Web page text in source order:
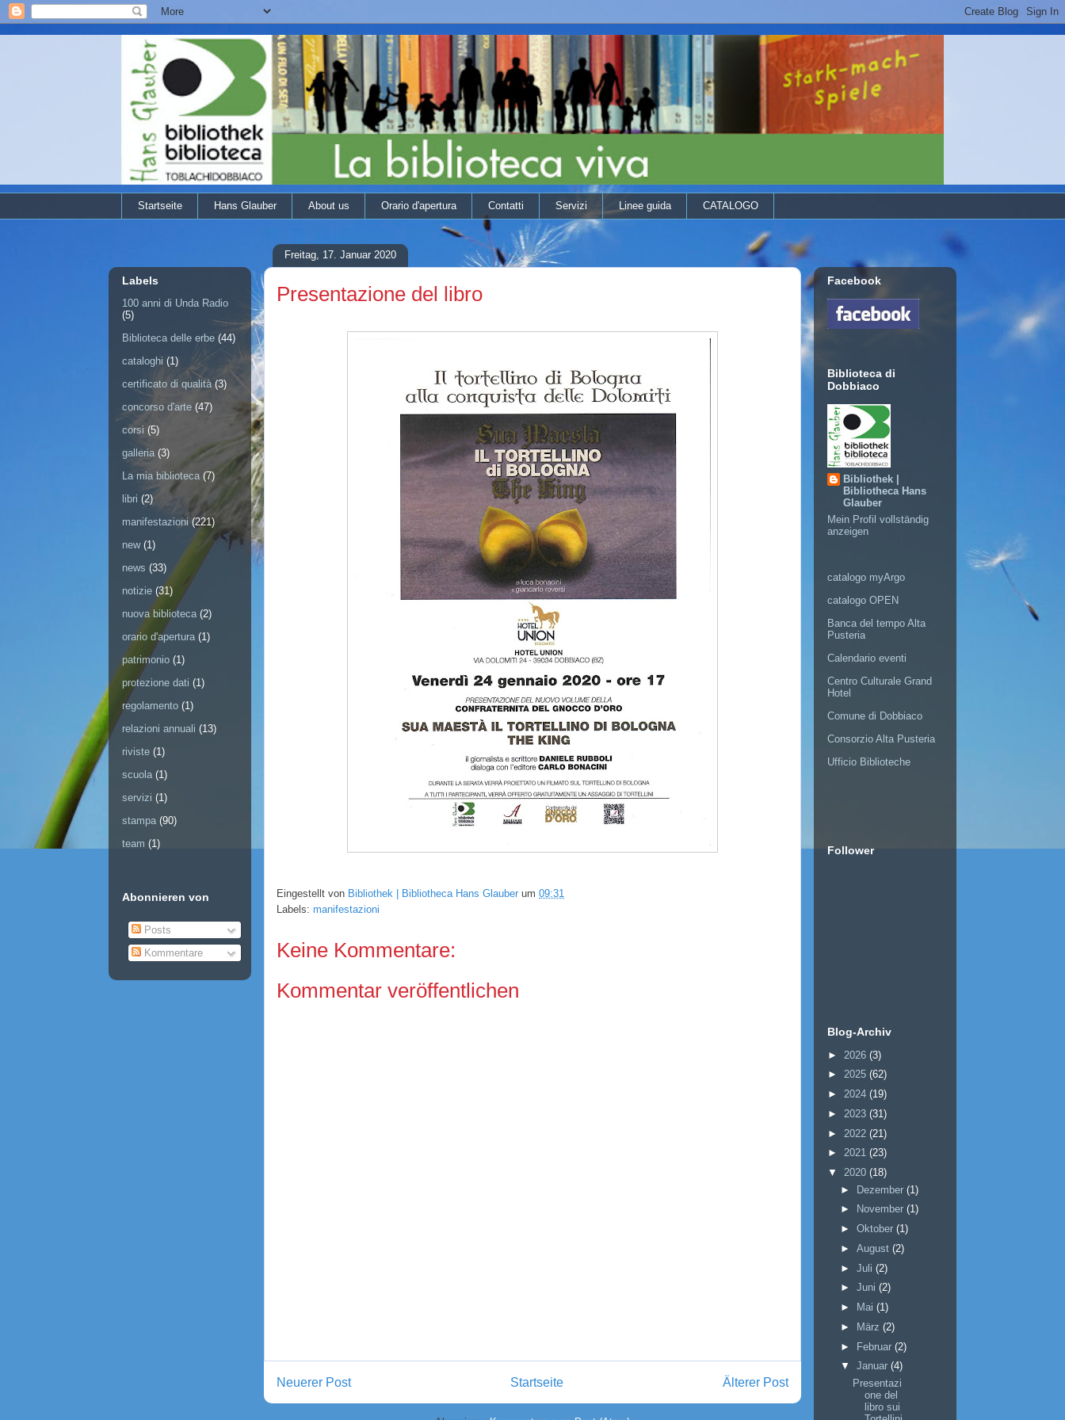
Startseite Hans Glauber About us Orario d'apertura Contatti Servizi Linee guida CATALOGO
Freitag, 17. Januar 2020
Presentazione del libro
Eingestellt von Bibliothek | Bibliotheca Hans Glauber um 09:31
Labels: manifestazioni
Keine Kommentare:
Kommentar veröffentlichen
Neuerer Post Älterer Post
Startseite
Labels
100 anni di Unda Radio
(5)
Biblioteca delle erbe (44)
cataloghi (1)
certificato di qualità (3)
concorso d'arte (47)
corsi (5)
galleria (3)
La mia biblioteca (7)
libri (2)
manifestazioni (221)
new (1)
news (33)
notizie (31)
nuova biblioteca (2)
orario d'apertura (1)
patrimonio (1)
protezione dati (1)
regolamento (1)
relazioni annuali (13)
riviste (1)
scuola (1)
servizi (1)
stampa (90)
team (1)
Abonnieren von
Posts
Kommentare
Facebook
Biblioteca di
Dobbiaco
Bibliothek |
Bibliotheca Hans
Glauber
Mein Profil vollständig
anzeigen
catalogo myArgo
catalogo OPEN
Banca del tempo Alta
Pusteria
Calendario eventi
Centro Culturale Grand
Hotel
Comune di Dobbiaco
Consorzio Alta Pusteria
Ufficio Biblioteche
Follower
Blog-Archiv
► 2026 (3)
► 2025 (62)
► 2024 (19)
► 2023 (31)
► 2022 (21)
► 2021 (23)
▼ 2020 (18)
► Dezember (1)
►
November (1)
► Oktober (1)
► August (2)
► Juli (2)
► Juni (2)
►
Mai (1)
►
März (2)
► Februar (2)
▼ Januar (4)
Presentazi
one del
libro sui